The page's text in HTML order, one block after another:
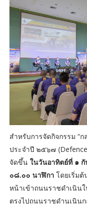
สำหรับการจัดกิจกรรม “
ประจำปี ๒๕๖๗
จัดขึ้น ในวันอาทิตย์ที่ ๑
๐๘.๐๐ นาฬิกา โดยเริ่ม
หน้าเข้าถนนราชดำเนิน
ตรงไปถนนราชดำนเนิน